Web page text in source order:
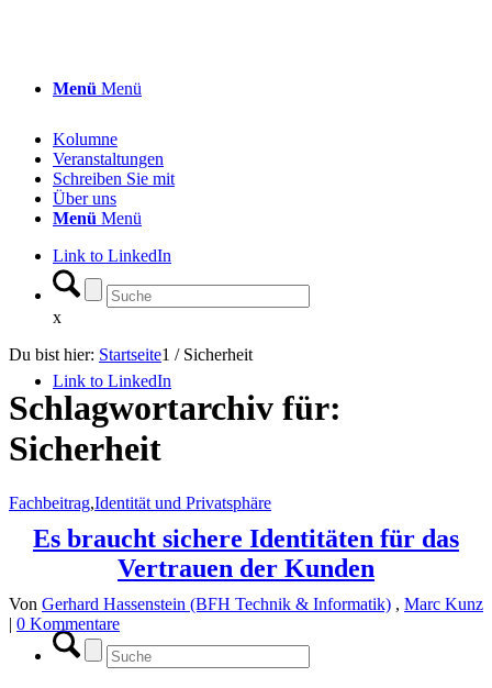
Menü Menü
Link to LinkedIn
Kolumne
Veranstaltungen
Schreiben Sie mit
Über uns
Menü Menü
Link to LinkedIn
x
Du bist hier: Startseite1 / Sicherheit
Schlagwortarchiv für:
Sicherheit
Fachbeitrag,Identität und Privatsphäre
Es braucht sichere Identitäten für das
Vertrauen der Kunden
Von Gerhard Hassenstein (BFH Technik & Informatik) , Marc Kunz
| 0 Kommentare